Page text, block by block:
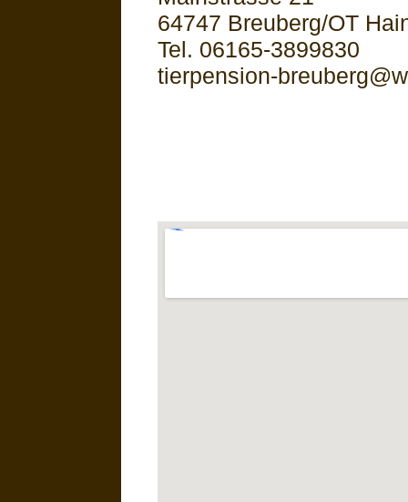
64747 Breuberg/OT
Tel. 06165-3899830
tierpension-